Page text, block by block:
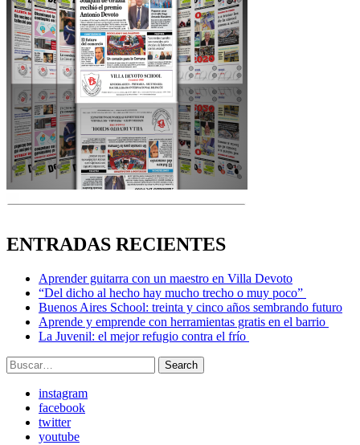
ENTRADAS RECIENTES
Aprender guitarra con un maestro en Villa Devoto
“Del dicho al hecho hay mucho trecho o muy poco”
Buenos Aires School: treinta y cinco años sembrando futuro
Aprende y emprende con herramientas gratis en el barrio
La Juvenil: el mejor refugio contra el frío
Search
for:
Search
instagram
facebook
twitter
youtube